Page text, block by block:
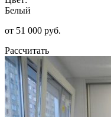
Белый
от 51 000 руб.
Рассчитать